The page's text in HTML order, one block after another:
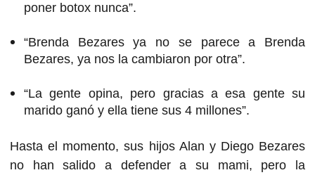
poner botox nunca”.
“Brenda Bezares ya no se parece a Brenda
Bezares, ya nos la cambiaron por otra”.
“La gente opina, pero gracias a esa gente su
marido ganó y ella tiene sus 4 millones”.
Hasta el momento, sus hijos Alan y Diego Bezares
no han salido a defender a su mami, pero la